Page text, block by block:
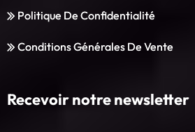
Politique De Confidentialité
Conditions Générales De Vente
Recevoir notre newsletter